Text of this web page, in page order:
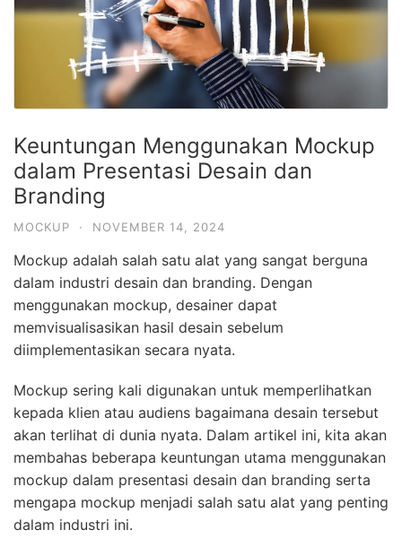
Keuntungan Menggunakan Mockup
dalam Presentasi Desain dan
Branding
MOCKUP · NOVEMBER 14, 2024
Mockup adalah salah satu alat yang sangat berguna
dalam industri desain dan branding. Dengan
menggunakan mockup, desainer dapat
memvisualisasikan hasil desain sebelum
diimplementasikan secara nyata.
Mockup sering kali digunakan untuk memperlihatkan
kepada klien atau audiens bagaimana desain tersebut
akan terlihat di dunia nyata. Dalam artikel ini, kita akan
membahas beberapa keuntungan utama menggunakan
mockup dalam presentasi desain dan branding serta
mengapa mockup menjadi salah satu alat yang penting
dalam industri ini.